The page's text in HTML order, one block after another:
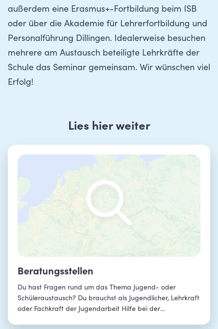
außerdem eine Erasmus+-Fortbildung beim ISB
oder über die Akademie für Lehrerfortbildung und
Personalführung Dillingen. Idealerweise besuchen
mehrere am Austausch beteiligte Lehrkräfte der
Schule das Seminar gemeinsam. Wir wünschen viel
Erfolg!
Lies hier weiter
Beratungsstellen
Du hast Fragen rund um das Thema Jugend- oder
Schüleraustausch? Du brauchst als Jugendlicher, Lehrkraft
oder Fachkraft der Jugendarbeit Hilfe bei der